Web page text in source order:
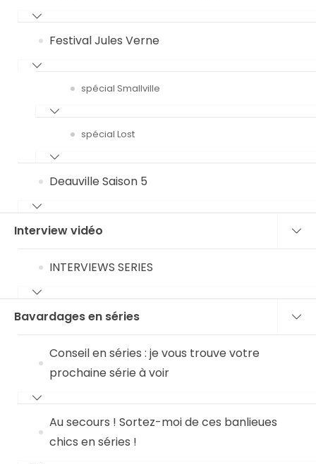
Festival Jules Verne
spécial Smallville
spécial Lost
Deauville Saison 5
Interview vidéo
INTERVIEWS SERIES
Bavardages en séries
Conseil en séries : je vous trouve votre
prochaine série à voir
Au secours ! Sortez-moi de ces banlieues
chics en séries !